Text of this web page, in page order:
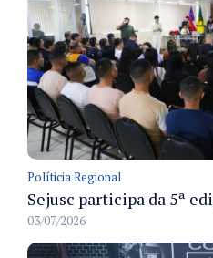
Políticia Regional
03/07/2026